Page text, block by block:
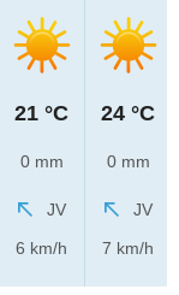
21 °C
0 mm
JV
6 km/h
24 °C
0 mm
JV
7 km/h